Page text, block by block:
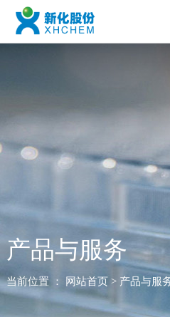
产品与服务
当前位置 ： 网站首页> 产品与服